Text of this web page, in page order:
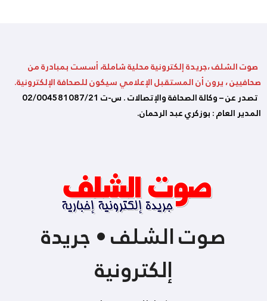
صوت الشلف ،جريدة إلكترونية محلية شاملة، أسست بمبادرة من
صحافيين ، يرون أن المستقبل الإعلامي سيكون للصحافة الإلكترونية.
تصدر عن – وكالة الصحافة والإتصالات . س-ت 02/004581087/21
المدير العام : بوزكري عبد الرحمان.
صوت الشلف • جريدة
إلكترونية